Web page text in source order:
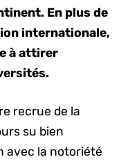
En plus de
internationale,
à attirer
recrue de la
su bien
avec la notoriété